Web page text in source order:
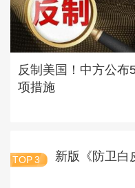
反制美国！中方公布
项措施
TOP 3 新版《防卫白